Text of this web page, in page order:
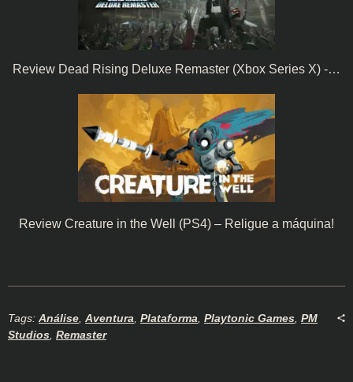
Review Dead Rising Deluxe Remaster (Xbox Series X) -…
Review Creature in the Well (PS4) – Religue a máquina!
Tags: Análise Aventura Plataforma Playtonic Games PM
Studios Remaster